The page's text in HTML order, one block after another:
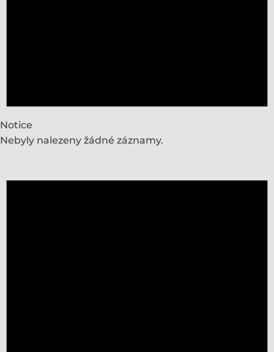
Notice
Nebyly nalezeny žádné záznamy.